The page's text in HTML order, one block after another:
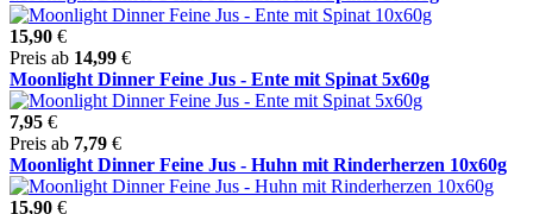
15,90 €
Preis ab 14,99 €
Moonlight Dinner Feine Jus - Ente mit Spinat 5x60g
7,95 €
Preis ab 7,79 €
Moonlight Dinner Feine Jus - Huhn mit Rinderherzen 10x60g
15,90 €